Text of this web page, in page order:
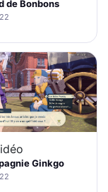
de Bonbons
Ginkgo